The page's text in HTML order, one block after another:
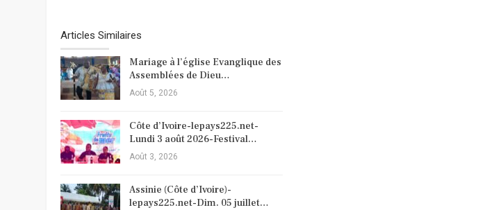
Articles Similaires
Mariage à l’église Evanglique des
Assemblées de Dieu…
Août 5, 2026
Côte d’Ivoire-lepays225.net-
Lundi 3 août 2026-Festival…
Août 3, 2026
Assinie (Côte d’Ivoire)-
lepays225.net-Dim. 05 juillet…